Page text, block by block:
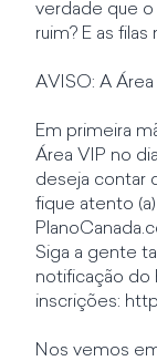
verdade que
ruim? E as
AVISO: A Área
Em primeira
Área VIP no
deseja contar
fique atento
Siga a gente
notificação do
inscrições:
Nos vemos